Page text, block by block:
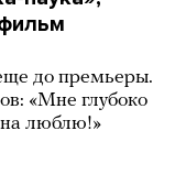
до премьеры.
«Мне глубоко
люблю!»